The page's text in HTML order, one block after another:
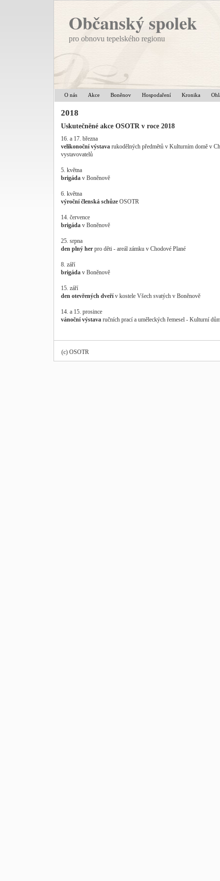
Občanský spolek
pro obnovu tepelského regionu
O nás Akce Boněnov Hospodaření Kronika
2018
Uskutečněné akce OSOTR v roce 2018
16. a 17. března
velikonoční výstava rukodělných předmětů v Kulturním domě v
vystavovatelů
5. května
brigáda v Boněnově
6. května
výroční členská schůze OSOTR
14. července
brigáda v Boněnově
25. srpna
den plný her pro děti - areál zámku v Chodové Plané
8. září
brigáda v Boněnově
15. září
den otevřených dveřív kostele Všech svatých v Boněnově
14. a 15. prosince
vánoční výstava ručních prací a uměleckých řemesel - Kulturní
(c) OSOTR